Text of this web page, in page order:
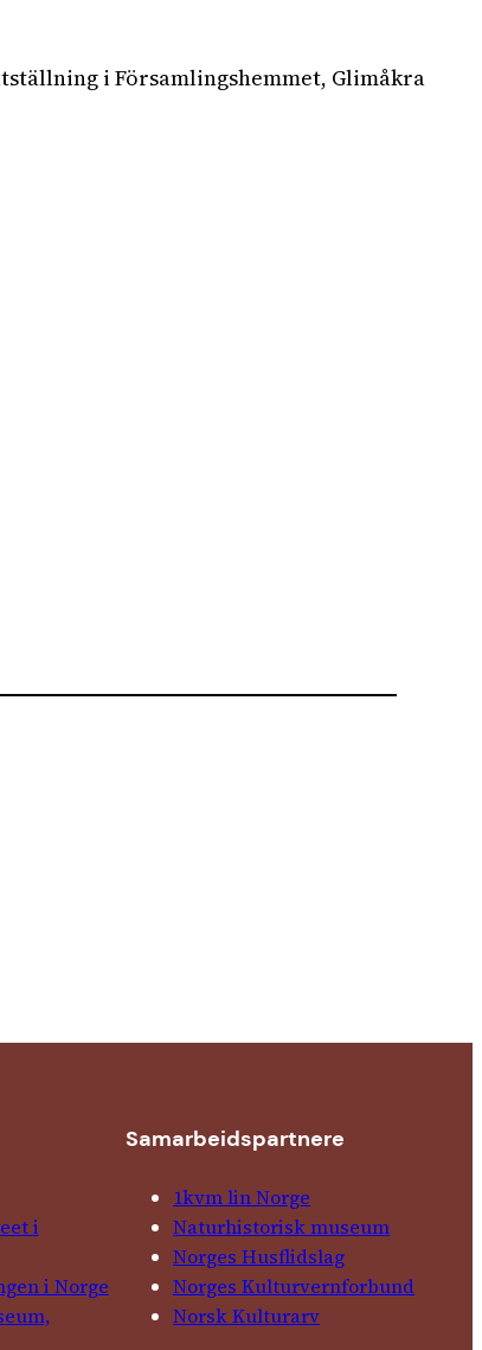
i Församlingshemmet, Glimåkra
i
i Norge
Samarbeids­partnere
1kvm lin Norge
Natur­his­torisk­ museum
Norges Husflids­lag
Norges Kultur­vern­forbund
Norsk Kulturarv